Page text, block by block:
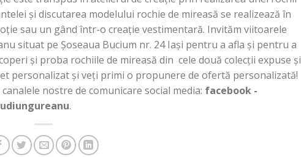
și discutarea modelului rochie de mireasă se realizează în
sau un gând într-o creație vestimentară. Invităm viitoarele
situat pe Șoseaua Bucium nr. 24 Iași pentru a afla și pentru a
și proba rochiile de mireasă din cele două colecții expuse și
personalizat și veți primi o propunere de ofertă personalizată!
nostre de comunicare social media: facebook -
.